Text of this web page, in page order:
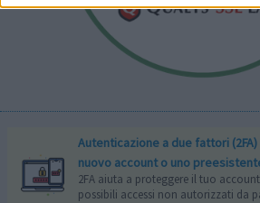
Autenticazione a due fattori
nuovo account o uno
2FA aiuta a proteggere il tuo
possibili accessi non autorizzati da